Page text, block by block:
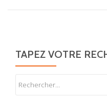
TAPEZ VOTRE